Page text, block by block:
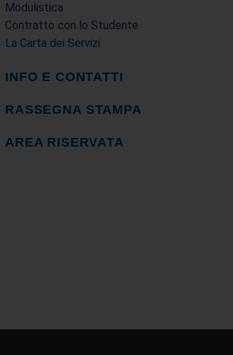
Modulistica
Contratto con lo Studente
La Carta dei Servizi
INFO E CONTATTI
RASSEGNA STAMPA
AREA RISERVATA